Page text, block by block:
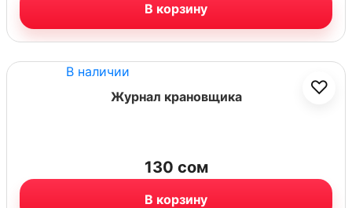
В корзину
В наличии
♡
Журнал крановщика
130 сом
В корзину